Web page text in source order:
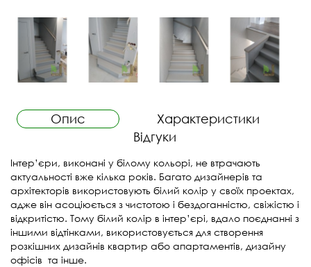
Опис
Характеристики
Відгуки
Інтер’єри, виконані у білому кольорі, не втрачають
актуальності вже кілька років. Багато дизайнерів та
архітекторів використовують білий колір у своїх проектах,
адже він асоціюється з чистотою і бездоганністю, свіжістю і
відкритістю. Тому білий колір в інтер’єрі, вдало поєднанні з
іншими відтінками, використовується для створення
розкішних дизайнів квартир або апартаментів, дизайну
офісів та інше.